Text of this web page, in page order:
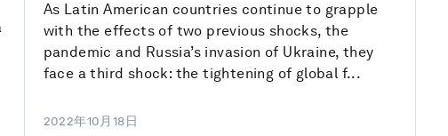
As Latin American countries continue to grapple
with the effects of two previous shocks, the
pandemic and Russia’s invasion of Ukraine, they
face a third shock: the tightening of global f...
2022年10月18日